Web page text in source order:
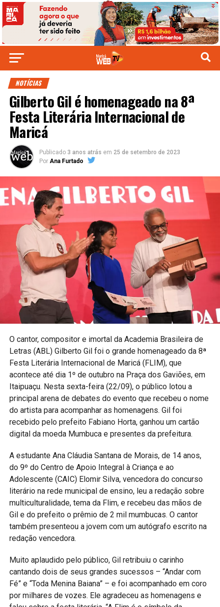
NOTÍCIAS
Gilberto Gil é homenageado na 8ª
Festa Literária Internacional de
Maricá
Publicado 3 anos atrás em 25 de setembro de 2023
Por Ana Furtado
O cantor, compositor e imortal da Academia Brasileira de
Letras (ABL) Gilberto Gil foi o grande homenageado da 8ª
Festa Literária Internacional de Maricá (FLIM), que
acontece até dia 1º de outubro na Praça dos Gaviões, em
Itaipuaçu. Nesta sexta-feira (22/09), o público lotou a
principal arena de debates do evento que recebeu o nome
do artista para acompanhar as homenagens. Gil foi
recebido pelo prefeito Fabiano Horta, ganhou um cartão
digital da moeda Mumbuca e presentes da prefeitura.
A estudante Ana Cláudia Santana de Morais, de 14 anos,
do 9º do Centro de Apoio Integral à Criança e ao
Adolescente (CAIC) Elomir Silva, vencedora do concurso
literário na rede municipal de ensino, leu a redação sobre
multiculturalidade, tema da Flim, e recebeu das mãos de
Gil e do prefeito o prêmio de 2 mil mumbucas. O cantor
também presenteou a jovem com um autógrafo escrito na
redação vencedora.
Muito aplaudido pelo público, Gil retribuiu o carinho
cantando dois de seus grandes sucessos – “Andar com
Fé” e “Toda Menina Baiana” – e foi acompanhado em coro
por milhares de vozes. Ele agradeceu as homenagens e